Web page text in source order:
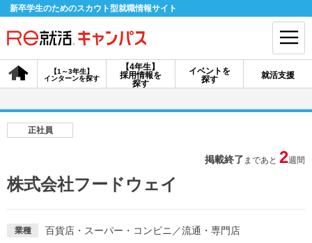
新卒学生のためのスカウト型就職情報サイト
【4年生】
採用情報を
探す
【1～3年生】
インターンを探す
イベントを
探す
就活支援
会員登録 ログイン
正社員
掲載終了 まであと 2週間
株式会社フードウェイ
業種 百貨店・スーパー・コンビニ ／流通・専門店